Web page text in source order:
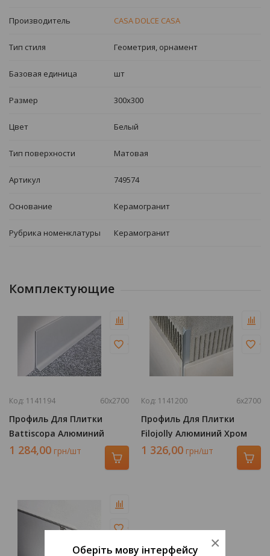
Производитель CASA DOLCE CASA
Тип стиля Геометрия, орнамент
Базовая единица шт
Размер 300х300
Цвет Белый
Тип поверхности Матовая
Артикул 749574
Основание Керамогранит
Рубрика номенклатуры Керамогранит
Комплектующие
Код: 1141194 60х2700
Профиль Для Плитки
Battiscopa Алюминий
Серебро 2700х60 BA 600
1 284,00 грн/шт
Код: 1141200 6х2700
Профиль Для Плитки
Filojolly Алюминий Хром
2700х6 RJF 60 ASB
1 326,00 грн/шт
×
Оберіть мову інтерфейсу